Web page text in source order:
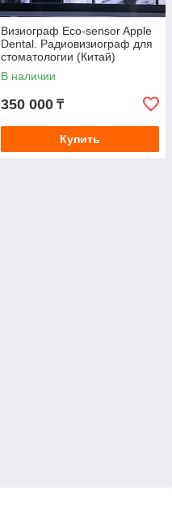
Визиограф Eco-sensor Apple
Dental. Радиовизиограф для
стоматологии (Китай)
В наличии
350 000 ₸
Купить